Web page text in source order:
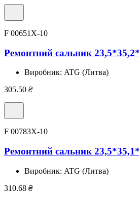
F 00651X-10
Ремонтний сальник
Виробник: ATG (Литва)
305.50 ₴
F 00783X-10
Ремонтний сальник
Виробник: ATG (Литва)
310.68 ₴